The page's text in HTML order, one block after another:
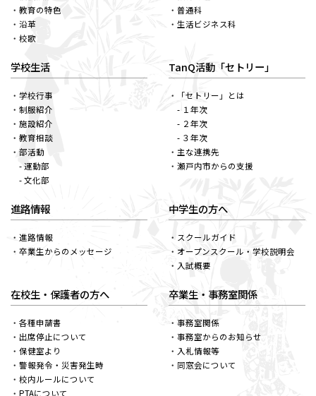
教育の特色
沿革
校歌
普通科
生活ビジネス科
学校生活
学校行事
制服紹介
施設紹介
教育相談
部活動
- 運動部
- 文化部
TanQ活動「セトリー」
「セトリー」とは
- １年次
- ２年次
- ３年次
主な連携先
瀬戸内市からの支援
進路情報
進路情報
卒業生からのメッセージ
中学生の方へ
スクールガイド
オープンスクール・学校説明会
入試概要
在校生・保護者の方へ
各種申請書
出席停止について
保健室より
警報発令・災害発生時
校内ルールについて
PTAについて
卒業生・事務室関係
事務室関係
事務室からのお知らせ
入札情報等
同窓会について